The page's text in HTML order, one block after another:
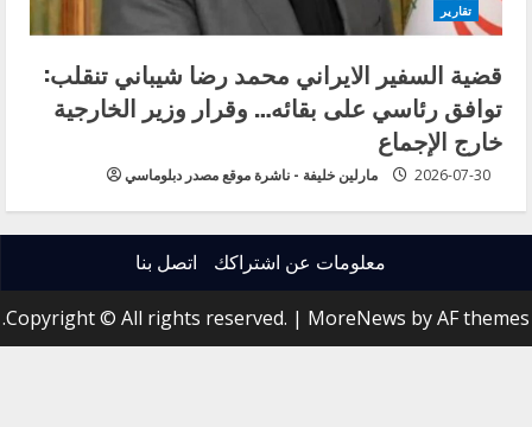
تقارير
قضية السفير الايراني محمد رضا شيباني تنقلب:
توافق رئاسي على بقائه… وقرار وزير الخارجية
خارج الإجماع
مارلين خليفة - ناشرة موقع مصدر دبلوماسي 2026-07-30
معلومات عن اشتراكك اتصل بنا
Copyright © All rights reserved. |MoreNews by AF